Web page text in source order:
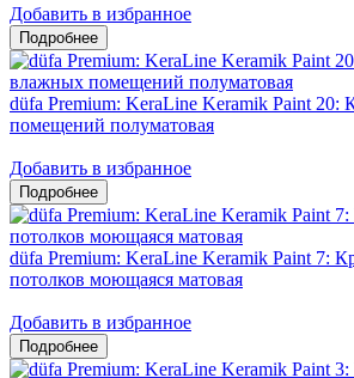
Добавить в избранное
düfa Premium: KeraLine Keramik Paint 20:
помещений полуматовая
Добавить в избранное
düfa Premium: KeraLine Keramik Paint 7:
потолков моющаяся матовая
Добавить в избранное